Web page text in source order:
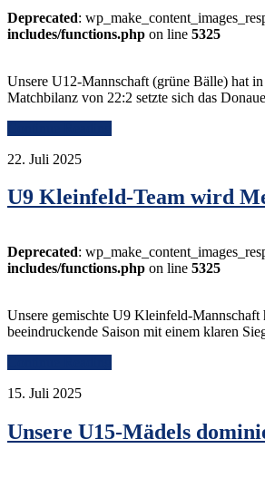
Deprecated:
includes/functions.php on line 5325
Unsere U12-Mannschaft (grüne Bälle) hat
Matchbilanz von 22:2 setzte sich das
22. Juli 2025
U9 Kleinfeld-Team wird
Deprecated:
includes/functions.php on line 5325
Unsere gemischte U9 Kleinfeld-Mannschaft
beeindruckende Saison mit einem klaren
15. Juli 2025
Unsere U15-Mädels